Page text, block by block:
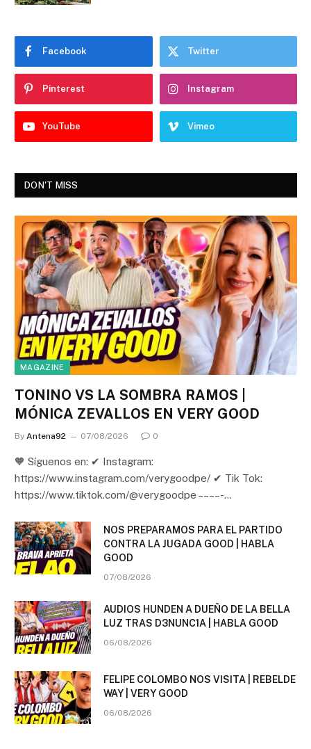
Facebook Twitter
Pinterest Instagram
YouTube Vimeo
DON'T MISS
MAGAZINE
TONINO VS LA SOMBRA RAMOS |
MÓNICA ZEVALLOS EN VERY GOOD
By Antena92 07/08/2026 0
🧡 Síguenos en: ✔ Instagram:
https://www.instagram.com/verygoodpe/ ✔ Tik Tok:
https://www.tiktok.com/@verygoodpe – – – – -…
NOS PREPARAMOS PARA EL PARTIDO
CONTRA LA JUGADA GOOD | HABLA
GOOD
07/08/2026
AUDIOS HUNDEN A DUEÑO DE LA BELLA
LUZ TRAS D3NUNC1A | HABLA GOOD
06/08/2026
FELIPE COLOMBO NOS VISITA | REBELDE
WAY | VERY GOOD
06/08/2026